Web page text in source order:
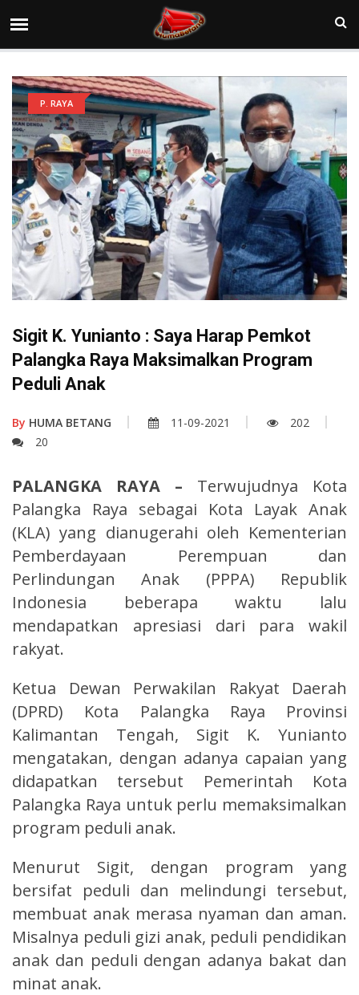
P. RAYA
Sigit K. Yunianto : Saya Harap Pemkot
Palangka Raya Maksimalkan Program
Peduli Anak
By HUMA BETANG 11-09-2021
202
20
PALANGKA RAYA – Terwujudnya Kota
Palangka Raya sebagai Kota Layak Anak
(KLA) yang dianugerahi oleh Kementerian
Pemberdayaan Perempuan dan
Perlindungan Anak (PPPA) Republik
Indonesia beberapa waktu lalu
mendapatkan apresiasi dari para wakil
rakyat.
Ketua Dewan Perwakilan Rakyat Daerah
(DPRD) Kota Palangka Raya Provinsi
Kalimantan Tengah, Sigit K. Yunianto
mengatakan, dengan adanya capaian yang
didapatkan tersebut Pemerintah Kota
Palangka Raya untuk perlu memaksimalkan
program peduli anak.
Menurut Sigit, dengan program yang
bersifat peduli dan melindungi tersebut,
membuat anak merasa nyaman dan aman.
Misalnya peduli gizi anak, peduli pendidikan
anak dan peduli dengan adanya bakat dan
minat anak.